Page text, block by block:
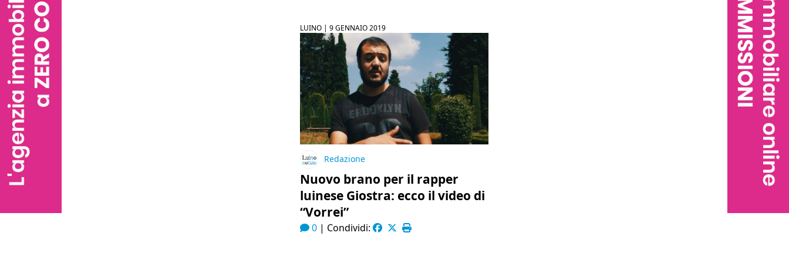
LUINO |9 GENNAIO 2019
Redazione
Nuovo brano per il rapper
luinese Giostra: ecco il video di
“Vorrei”
0 | Condividi: